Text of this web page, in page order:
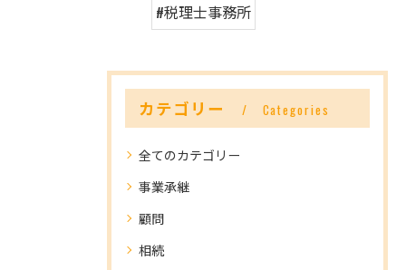
#税理士事務所
カテゴリー Categories
全てのカテゴリー
事業承継
顧問
相続